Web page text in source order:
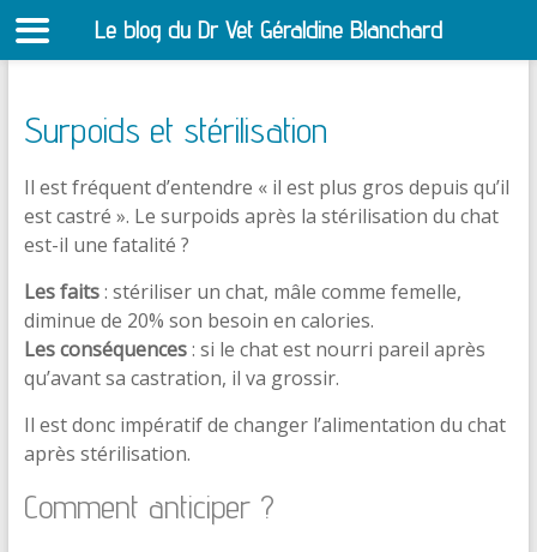
Surpoids et stérilisation
Il est fréquent d’entendre « il est plus gros depuis qu’il
est castré ». Le surpoids après la stérilisation du chat
est-il une fatalité ?
Les faits: stériliser un chat, mâle comme femelle,
diminue de 20% son besoin en calories.
Les conséquences: si le chat est nourri pareil après
qu’avant sa castration, il va grossir.
Il est donc impératif de changer l’alimentation du chat
après stérilisation.
Comment anticiper ?
Le blog du Dr Vet Géraldine Blanchard